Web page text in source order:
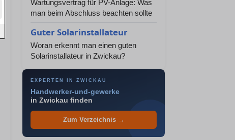
Wartungsvertrag für PV-Anlage: Was
man beim Abschluss beachten sollte
Guter Solarinstallateur
Woran erkennt man einen guten
Solarinstallateur in Zwickau?
EXPERTEN IN ZWICKAU
Handwerker-und-gewerke
in Zwickau finden
Zum Verzeichnis →